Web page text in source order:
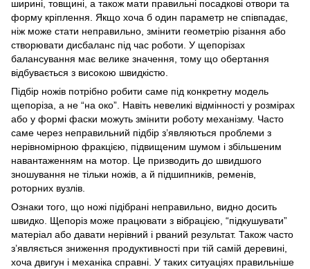
ширині, товщині, а також мати правильні посадкові отвори та
форму кріплення. Якщо хоча б один параметр не співпадає,
ніж може стати неправильно, змінити геометрію різання або
створювати дисбаланс під час роботи. У щепорізах
балансування має велике значення, тому що обертання
відбувається з високою швидкістю.
Підбір ножів потрібно робити саме під конкретну модель
щепоріза, а не “на око”. Навіть невеликі відмінності у розмірах
або у формі фаски можуть змінити роботу механізму. Часто
саме через неправильний підбір з’являються проблеми з
нерівномірною фракцією, підвищеним шумом і збільшеним
навантаженням на мотор. Це призводить до швидшого
зношування не тільки ножів, а й підшипників, ременів,
роторних вузлів.
Ознаки того, що ножі підібрані неправильно, видно досить
швидко. Щепоріз може працювати з вібрацією, “підкушувати”
матеріал або давати нерівний і рваний результат. Також часто
з’являється зниження продуктивності при тій самій деревині,
хоча двигун і механіка справні. У таких ситуаціях правильніше